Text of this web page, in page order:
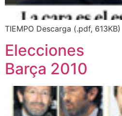
TIEMPO Descarga (.pdf, 613KB)
Elecciones
Barça 2010